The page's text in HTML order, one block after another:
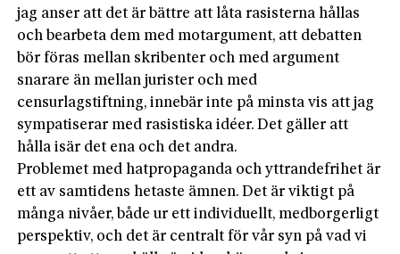
jag anser att det är bättre att låta rasisterna hållas
och bearbeta dem med motargument, att debatten
bör föras mellan skribenter och med argument
snarare än mellan jurister och med
censurlagstiftning, innebär inte på minsta vis att jag
sympatiserar med rasistiska idéer. Det gäller att
hålla isär det ena och det andra.
Problemet med hatpropaganda och yttrandefrihet är
ett av samtidens hetaste ämnen. Det är viktigt på
många nivåer, både ur ett individuellt, medborgerligt
perspektiv, och det är centralt för vår syn på vad vi